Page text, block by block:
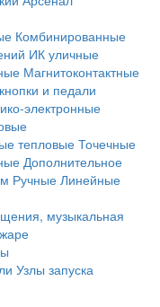
Комбинированные
ИК уличные
Магнитоконтактные
и педали
электронные
тепловыеТочечные
Дополнительное
Ручные Линейные
музыкальная
Узлы запуска